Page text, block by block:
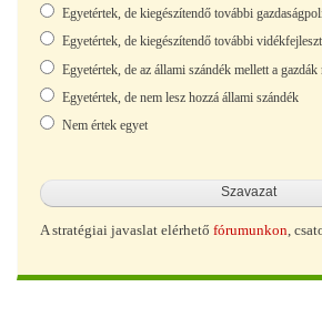
Egyetértek, de kiegészítendő további
Egyetértek, de kiegészítendő további
Egyetértek, de az állami szándék mellett a
Egyetértek, de nem lesz hozzá állami szándék
Nem értek egyet
A stratégiai javaslat elérhető fórumunkon,